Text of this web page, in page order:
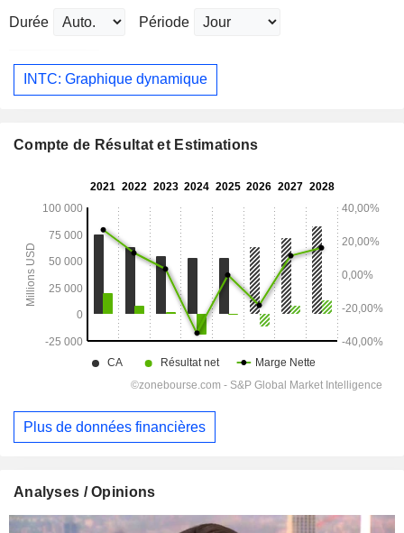
Durée Période
INTC: Graphique dynamique
Compte de Résultat et Estimations
Plus de données financières
Analyses / Opinions